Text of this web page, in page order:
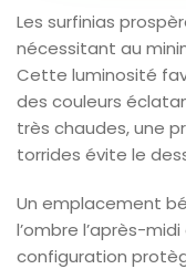
Les surfinias
nécessitant au
Cette luminosité
des couleurs
très chaudes, une
torrides évite le
Un emplacement
l’ombre l’après-
configuration